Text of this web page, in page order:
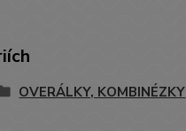
OVERÁLKY, KOMBINÉZKY